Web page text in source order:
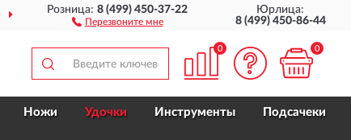
РОССИИ ДО 6 МЕС.
Розница:8 (499) 450-37-22
Перезвоните мне
Юрлица:
8 (499) 450-86-44
0 0
Ножи Удочки Инструменты Подсачеки